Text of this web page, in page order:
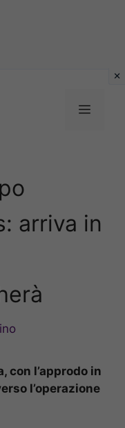
Menu
arriva in
con l’approdo in
l’operazione